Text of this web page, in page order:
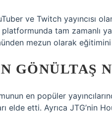
ve Twitch yayıncısı
tam zamanlı
mezun olarak eğitimini
GÖNÜLTAŞ
en popüler
elde etti. Ayrıca JTG’nin